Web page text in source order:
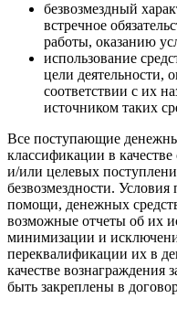
безвозмездный
встречное
работы, оказанию
использование
цели деятельности,
соответствии с их
источником таких
Все поступающие
классификации в
и/или целевых
безвозмездности.
помощи, денежных
возможные отчеты об их
минимизации и
переквалификации их в
качестве вознаграждения
быть закреплены в